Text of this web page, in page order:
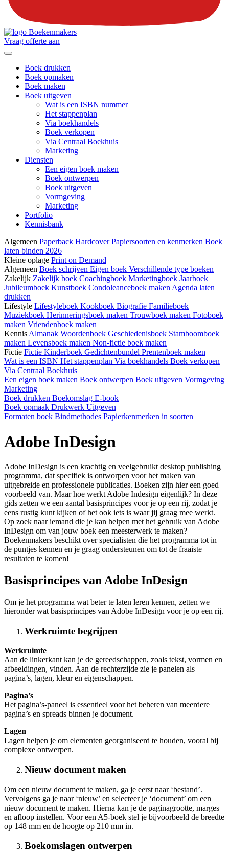
Vraag offerte aan
Boek drukken
Boek opmaken
Boek maken
Boek uitgeven
Wat is een ISBN nummer
Het stappenplan
Via boekhandels
Boek verkopen
Via Centraal Boekhuis
Marketing
Diensten
Een eigen boek maken
Boek ontwerpen
Boek uitgeven
Vormgeving
Marketing
Portfolio
Kennisbank
Algemeen Paperback HardcoverPapiersoorten en kenmerken Boek
laten binden 2026
Kleine oplage Print on Demand
Algemeen Boek schrijven Eigen boek Verschillende type boeken
Zakelijk Zakelijk boek Coachingboek Marketingboek Jaarboek
Jubileumboek Kunstboek Condoleanceboek maken Agenda laten
drukken
Lifestyle Lifestyleboek Kookboek Biografie Familieboek
Muziekboek Herinneringsboek maken Trouwboek maken Fotoboek
maken Vriendenboek maken
Kennis Almanak Woordenboek Geschiedenisboek Stamboomboek
maken Levensboek maken Non-fictie boek maken
Fictie Fictie Kinderboek Gedichtenbundel Prentenboek maken
Wat is een ISBN Het stappenplan Via boekhandels Boek verkopen
Via Centraal Boekhuis
Een eigen boek maken Boek ontwerpen Boek uitgeven Vormgeving
Marketing
Boek drukken Boekomslag E-book
Boek opmaak Drukwerk Uitgeven
Formaten boek Bindmethodes Papierkenmerken in soorten
Adobe InDesign
Adobe InDesign is een krachtig en veelgebruikt desktop publishing
programma, dat specifiek is ontworpen voor het maken van
uitgebreide en professionele publicaties. Boeken zijn hier een goed
voorbeeld van. Maar hoe werkt Adobe Indesign eigenlijk? In deze
gids zetten we een aantal basisprincipes voor je op een rij, zodat je
eens rustig kunt kijken of het ook iets is waar jij graag mee werkt.
Op zoek naar iemand die je kan helpen met het gebruik van Adobe
InDesign om van jouw boek een meesterwerk te maken?
Boekenmakers beschikt over specialisten die het programma tot in
de puntjes kennen en je graag ondersteunen om tot de fraaiste
resultaten te komen!
Basisprincipes van Adobe InDesign
Om je het programma wat beter te laten leren kennen, zetten we
hieronder wat basisprincipes van Adobe InDesign voor je op een rij.
Werkruimte begrijpen
Werkruimte
Aan de linkerkant kan je de gereedschappen, zoals tekst, vormen en
afbeeldingen, vinden. Aan de rechterzijde zie je panelen als
pagina’s, lagen, kleur en eigenschappen.
Pagina’s
Het pagina’s-paneel is essentieel voor het beheren van meerdere
pagina’s en spreads binnen je document.
Lagen
Lagen helpen je om elementen georganiseerd te houden, vooral bij
complexe ontwerpen.
Nieuw document maken
Om een nieuw document te maken, ga je eerst naar ‘bestand’.
Vervolgens ga je naar ‘nieuw’ en selecteer je ‘document’ om een
nieuw document te maken. Hierna kan je de paginagrootte, marges
en afloop instellen. Voor een A5-boek stel je bijvoorbeeld de breedte
op 148 mm en de hoogte op 210 mm in.
Boekomslagen ontwerpen